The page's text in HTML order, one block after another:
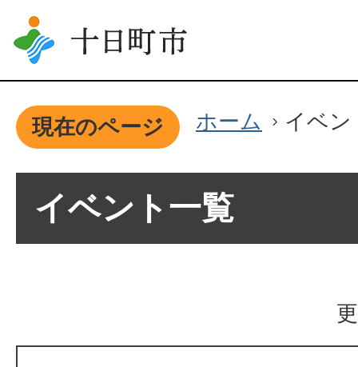
現在のページ ホーム イベン
イベント一覧